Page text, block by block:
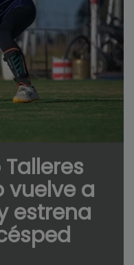
vuelve a
estrena